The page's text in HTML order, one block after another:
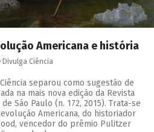
Americana e história
Divulga Ciência
separou como sugestão de
na mais nova edição da Revista
São Paulo (n. 172, 2015). Trata-se
Americana, do historiador
vencedor do prêmio Pulitzer